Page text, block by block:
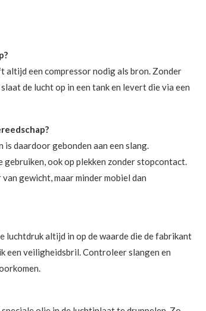
altijd een compressor nodig als bron. Zonder
de lucht op in een tank en levert die via een
daardoor gebonden aan een slang.
ook op plekken zonder stopcontact.
gewicht, maar minder mobiel dan
luchtdruk altijd in op de waarde die de fabrikant
een veiligheidsbril. Controleer slangen en